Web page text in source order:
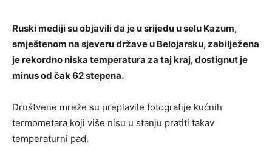
Ruski mediji su objavili da je u srijedu u selu Kazum,
smještenom na sjeveru države u Belojarsku, zabilježena
je rekordno niska temperatura za taj kraj, dostignut je
minus od čak 62 stepena.
Društvene mreže su preplavile fotografije kućnih
termometara koji više nisu u stanju pratiti takav
temperaturni pad.